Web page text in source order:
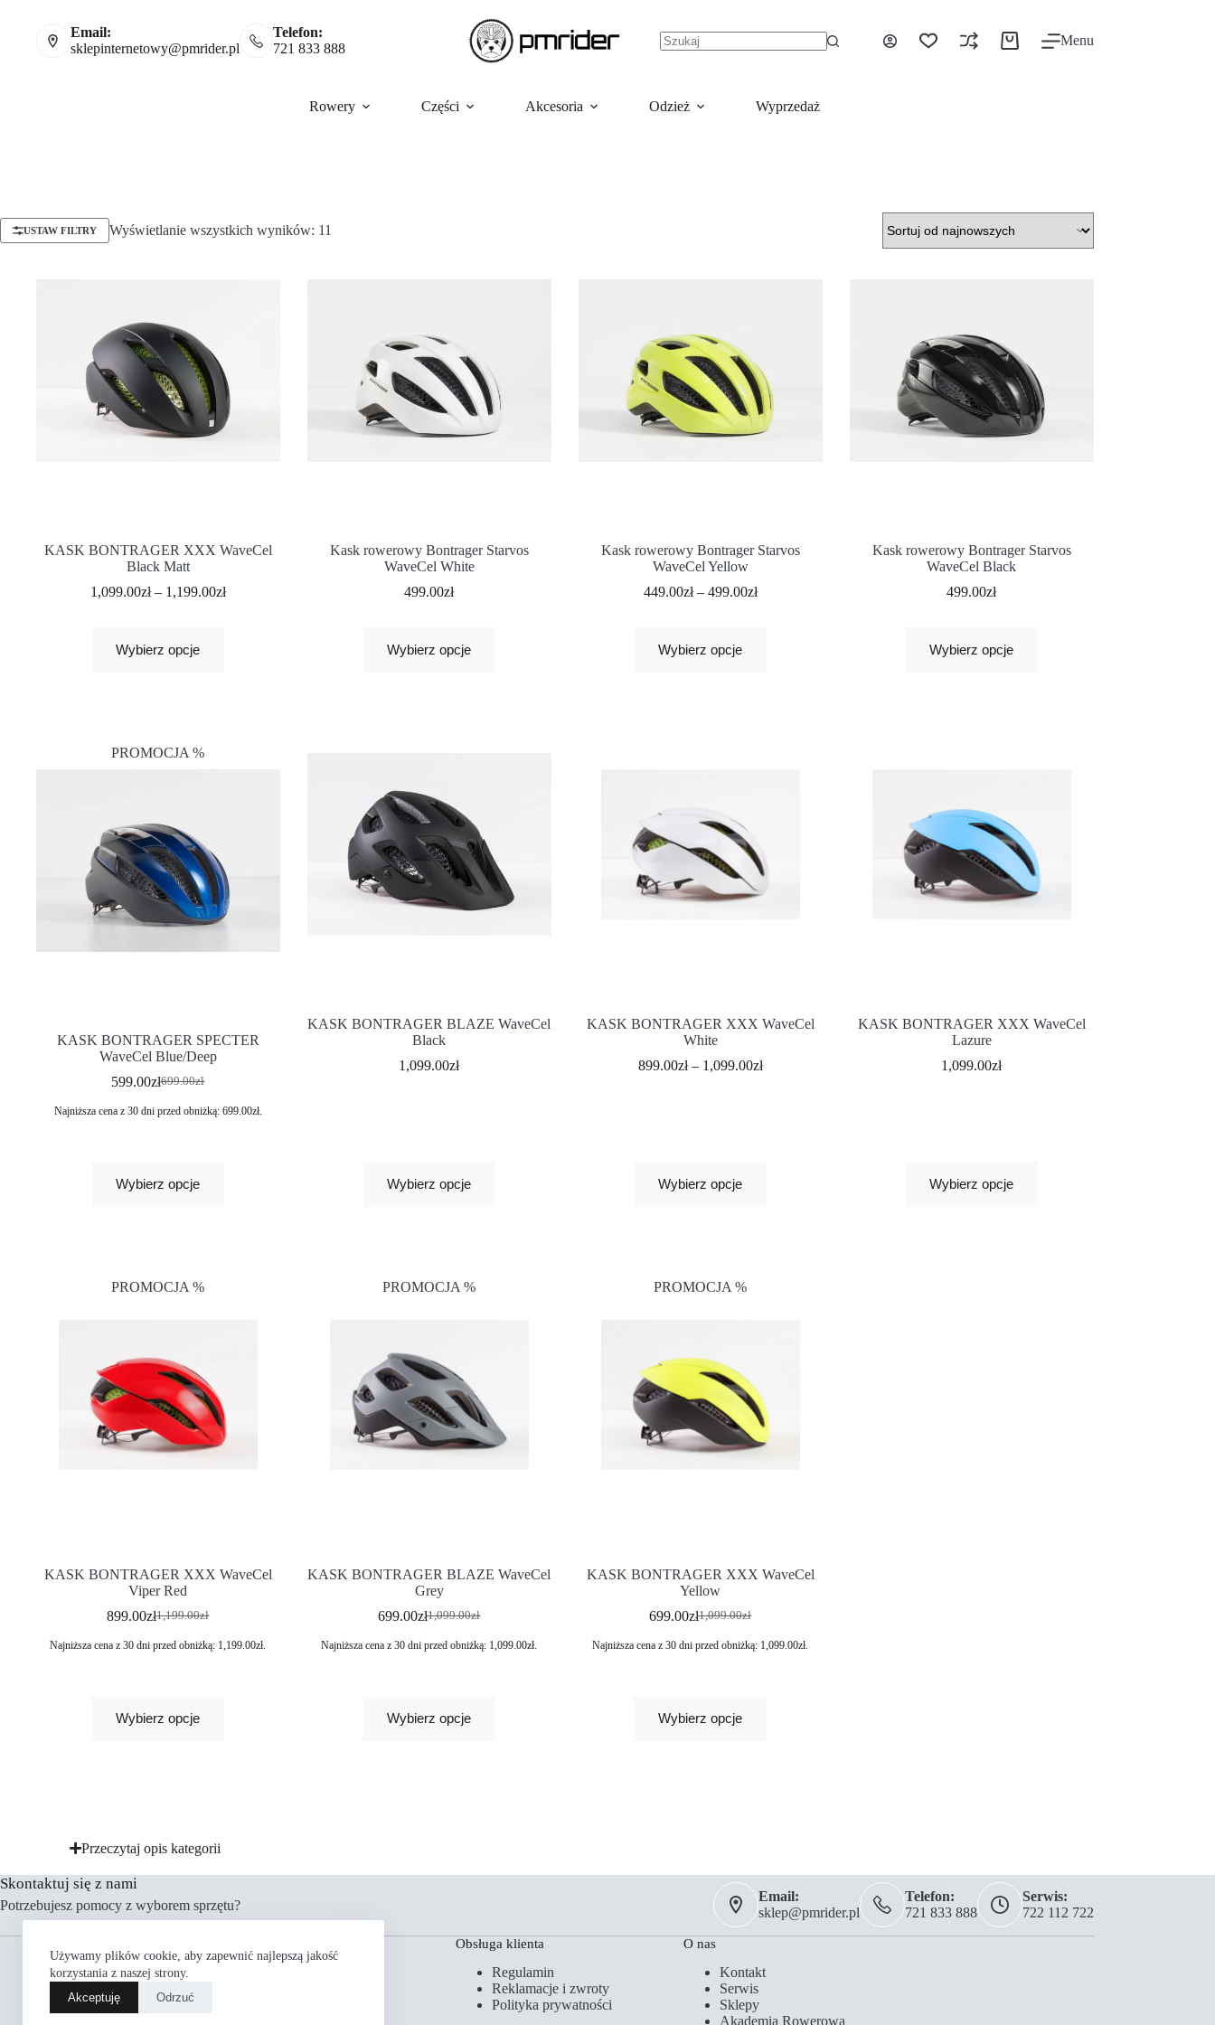
Używamy plików cookie, aby zapewnić najlepszą jakość
korzystania z naszej strony.
Akceptuję
Odrzuć
Email:
sklepinternetowy@pmrider.pl
Telefon:
721 833 888
Menu
Rowery Części Akcesoria Odzież Wyprzedaż
USTAW FILTRY Wyświetlanie wszystkich wyników: 11
KASK BONTRAGER XXX WaveCel
Black Matt
1,099.00zł– 1,199.00zł
Wybierz opcje
Kask rowerowy Bontrager Starvos
WaveCel White
499.00zł
Wybierz opcje
Kask rowerowy Bontrager Starvos
WaveCel Yellow
449.00zł– 499.00zł
Wybierz opcje
Kask rowerowy Bontrager Starvos
WaveCel Black
499.00zł
Wybierz opcje
PROMOCJA %
KASK BONTRAGER SPECTER
WaveCel Blue/Deep
699.00zł
599.00zł
Najniższa cena z 30 dni przed obniżką: 699.00zł.
Wybierz opcje
KASK BONTRAGER BLAZE WaveCel
Black
1,099.00zł
Wybierz opcje
KASK BONTRAGER XXX WaveCel
White
899.00zł– 1,099.00zł
Wybierz opcje
KASK BONTRAGER XXX WaveCel
Lazure
1,099.00zł
Wybierz opcje
PROMOCJA %
KASK BONTRAGER XXX WaveCel
Viper Red
1,199.00zł
899.00zł
Najniższa cena z 30 dni przed obniżką: 1,199.00zł.
Wybierz opcje
PROMOCJA %
KASK BONTRAGER BLAZE WaveCel
Grey
1,099.00zł
699.00zł
Najniższa cena z 30 dni przed obniżką: 1,099.00zł.
Wybierz opcje
PROMOCJA %
KASK BONTRAGER XXX WaveCel
Yellow
1,099.00zł
699.00zł
Najniższa cena z 30 dni przed obniżką: 1,099.00zł.
Wybierz opcje
Przeczytaj opis kategorii
Skontaktuj się z nami
Potrzebujesz pomocy z wyborem sprzętu?
Email:
sklep@pmrider.pl
Telefon:
721 833 888
Serwis:
722 112 722
Obsługa klienta
Regulamin
Reklamacje i zwroty
Polityka prywatności
O nas
Kontakt
Serwis
Sklepy
Akademia Rowerowa